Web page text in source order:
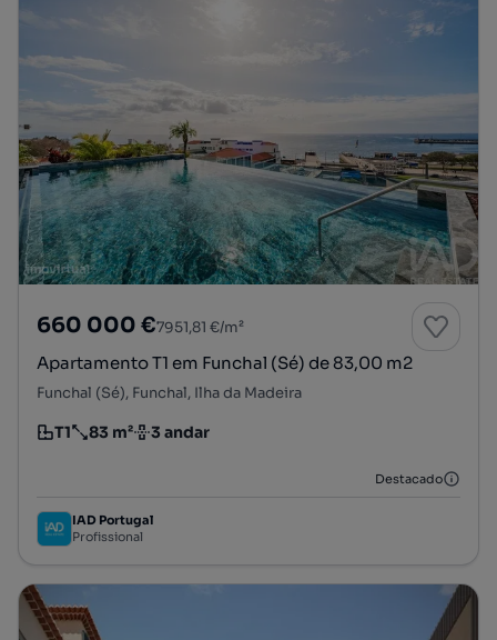
660 000 €7951,81 €/m²
Apartamento T1 em Funchal (Sé) de 83,00 m2
Funchal (Sé), Funchal, Ilha da Madeira
Tipologia
T1
Preço por metro quadrado
83 m²
Andar 3 andar
Destacado
IAD Portugal
Profissional